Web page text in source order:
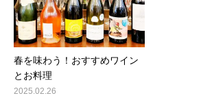
春を味わう！おすすめワイン
とお料理
2025.02.26